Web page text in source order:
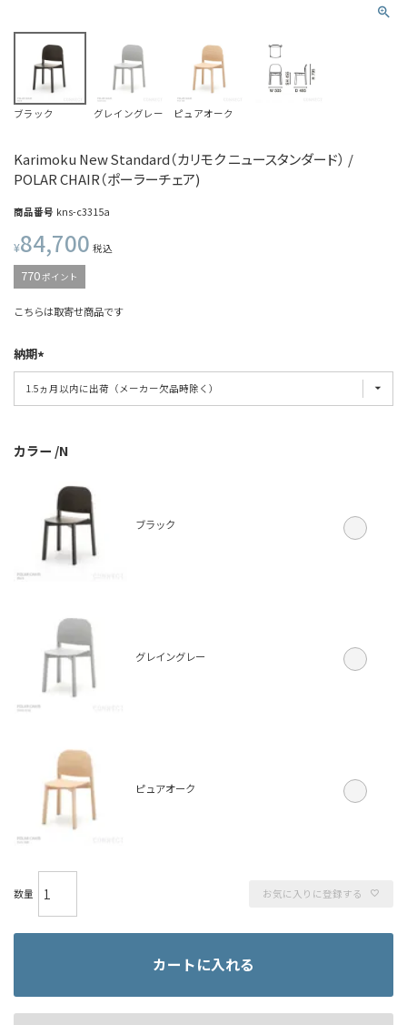
Karimoku New Standard（カリモク ニュースタンダード） /
POLAR CHAIR（ポーラーチェア)
ブラック グレイングレー ピュアオーク
商品番号 kns-c3315a
¥84,700 税込
770ポイント
こちらは取寄せ商品です
納期
カラー N
ブラック
グレイングレー
ピュアオーク
お気に入りに登録する
カートに入れる